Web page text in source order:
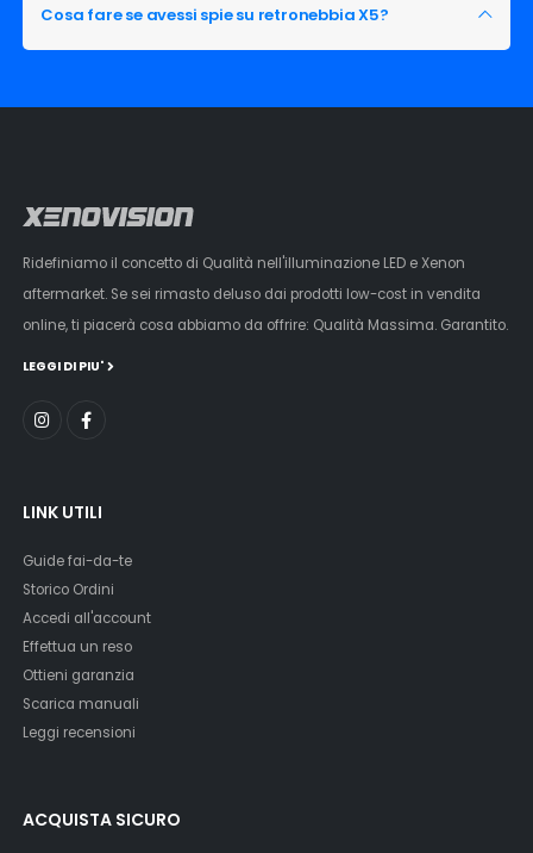
Cosa fare se avessi spie su retronebbia X5?
Ridefiniamo il concetto di Qualità nell'illuminazione LED e Xenon
aftermarket. Se sei rimasto deluso dai prodotti low-cost in vendita
online, ti piacerà cosa abbiamo da offrire: Qualità Massima. Garantito.
LEGGI DI PIU'
LINK UTILI
Guide fai-da-te
Storico Ordini
Accedi all'account
Effettua un reso
Ottieni garanzia
Scarica manuali
Leggi recensioni
ACQUISTA SICURO